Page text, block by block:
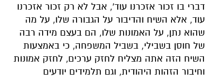
דברי בו זכור אזכרנו עוד', אבל לא רק זכור אזכרנו
עוד, אלא השיח והדיבור על הגבורה שלו, על מה
שהוא נתן, על האמונות שלו, הם בעצם מידה רבה
של חוסן בשבילי, בשביל המשפחה, כי באמצעות
השיח הזה אתה מצליח לחזק ערכים, לחזק אמונות
וחיבור הזהות היהודית, וגם תלמידים יודעים